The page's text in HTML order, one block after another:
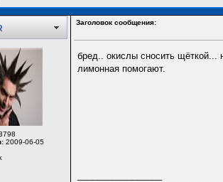
Заголовок сообщения:
2009-06-05
бред.. окислы сносить щёткой...
лимонная помогают.